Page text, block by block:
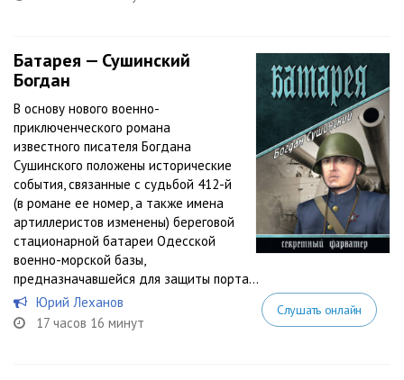
Батарея — Сушинский
Богдан
В основу нового военно-
приключенческого романа
известного писателя Богдана
Сушинского положены исторические
события, связанные с судьбой 412-й
(в романе ее номер, а также имена
артиллеристов изменены) береговой
стационарной батареи Одесской
военно-морской базы,
предназначавшейся для защиты порта...
Юрий Леханов
17 часов 16 минут
Слушать онлайн